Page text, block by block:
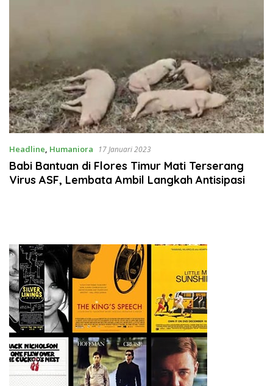
Headline, Humaniora 17 Januari 2023
Babi Bantuan di Flores Timur Mati Terserang
Virus ASF, Lembata Ambil Langkah Antisipasi